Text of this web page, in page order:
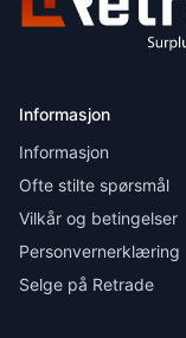
Informasjon
Informasjon
Ofte stilte spørsmål
Vilkår og betingelser
Personvernerklæring
Selge på Retrade